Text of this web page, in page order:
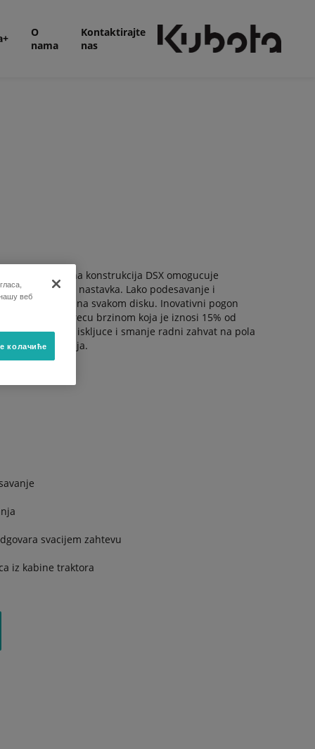
O
nama
Kontaktirajte
nas
ponudi. Ojacana konstrukcija DSX omogucuje
nastavka. Lako podesavanje i
sistem na svakom disku. Inovativni pogon
mesaci se okrecu brzinom koja je iznosi 15% od
da se iskljuce i smanje radni zahvat na pola
rasipanja.
svacijem zahtevu
iz kabine traktora
веб
колачиће